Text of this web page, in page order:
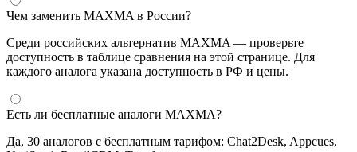
Чем заменить MAXMA в России?
Среди российских альтернатив MAXMA — проверьте
доступность в таблице сравнения на этой странице. Для
каждого аналога указана доступность в РФ и цены.
Есть ли бесплатные аналоги MAXMA?
Да, 30 аналогов с бесплатным тарифом: Chat2Desk, Appcues,